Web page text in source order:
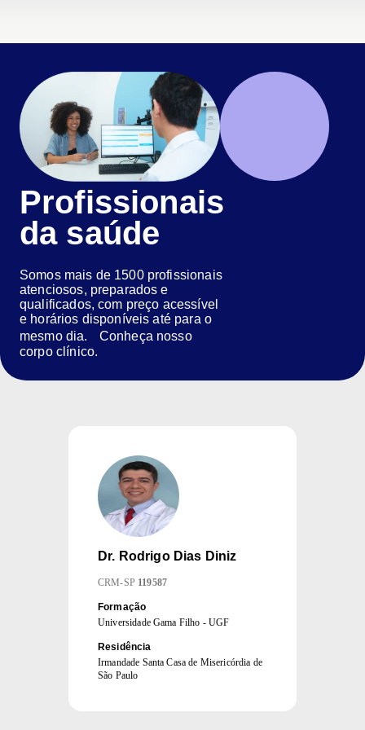
Profissionais
da saúde
Somos mais de 1500 profissionais
atenciosos, preparados e
qualificados, com preço acessível
e horários disponíveis até para o
mesmo dia. Conheça nosso
corpo clínico.
Dr. Rodrigo Dias Diniz
CRM-SP 119587
Formação
Universidade Gama Filho - UGF
Residência
Irmandade Santa Casa de Misericórdia de
São Paulo